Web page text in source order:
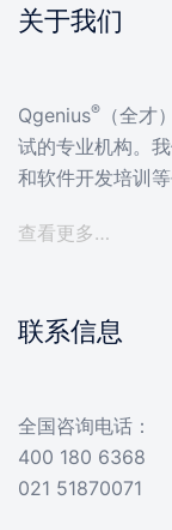
关于我们
Qgenius®
（全
试的专业机构。
和软件开发培训
查看更多…
联系信息
全国咨询电话：
400 180 6368
021 51870071